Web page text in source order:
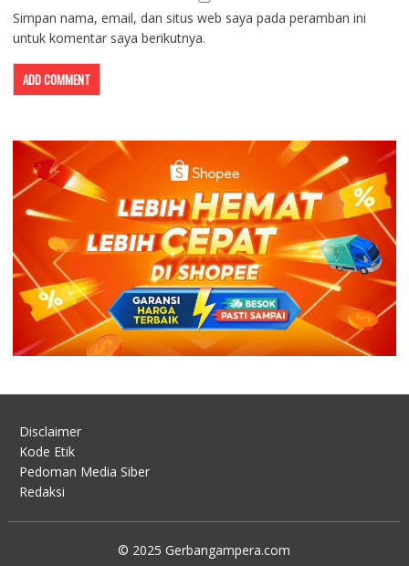
Simpan nama, email, dan situs web saya pada peramban ini
untuk komentar saya berikutnya.
Disclaimer
Kode Etik
Pedoman Media Siber
Redaksi
© 2025 Gerbangampera.com